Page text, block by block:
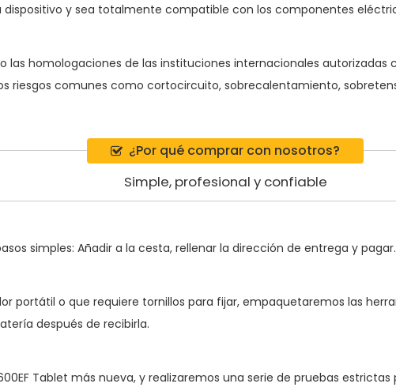
y sea totalmente compatible con los componentes
las homologaciones de las instituciones internacionales autorizadas
riesgos comunes como cortocircuito, sobrecalentamiento,
¿Por qué comprar con nosotros?
Simple, profesional y confiable
simples: Añadir a la cesta, rellenar la dirección de entrega y pagar.
portátil o que requiere tornillos para fijar, empaquetaremos las
después de recibirla.
Tablet más nueva, y realizaremos una serie de pruebas